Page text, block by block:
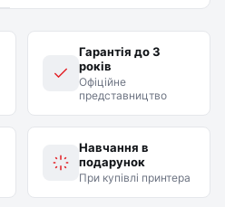
Гарантія до 3
років
Офіційне
представництво
Навчання в
подарунок
При купівлі принтера